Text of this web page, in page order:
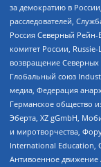
за демократию в
расследователей,
Россия Северный
комитет России,
возвращение Северных
Глобальный союз
медиа, Федерация
Германское общество
Эберта, XZ gGmbH,
и миротворчества,
International Education,
Антивоенное